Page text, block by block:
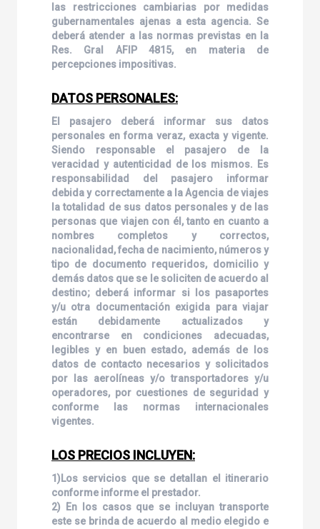
las restricciones cambiarias por medidas
gubernamentales ajenas a esta agencia. Se
deberá atender a las normas previstas en la
Res. Gral AFIP 4815, en materia de
percepciones impositivas.
DATOS PERSONALES:
El pasajero deberá informar sus datos
personales en forma veraz, exacta y vigente.
Siendo responsable el pasajero de la
veracidad y autenticidad de los mismos. Es
responsabilidad del pasajero informar
debida y correctamente a la Agencia de viajes
la totalidad de sus datos personales y de las
personas que viajen con él, tanto en cuanto a
nombres completos y correctos,
nacionalidad, fecha de nacimiento, números y
tipo de documento requeridos, domicilio y
demás datos que se le soliciten de acuerdo al
destino; deberá informar si los pasaportes
y/u otra documentación exigida para viajar
están debidamente actualizados y
encontrarse en condiciones adecuadas,
legibles y en buen estado, además de los
datos de contacto necesarios y solicitados
por las aerolíneas y/o transportadores y/u
operadores, por cuestiones de seguridad y
conforme las normas internacionales
vigentes.
LOS PRECIOS INCLUYEN:
1)Los servicios que se detallan el itinerario
conforme informe el prestador.
2) En los casos que se incluyan transporte
este se brinda de acuerdo al medio elegido e